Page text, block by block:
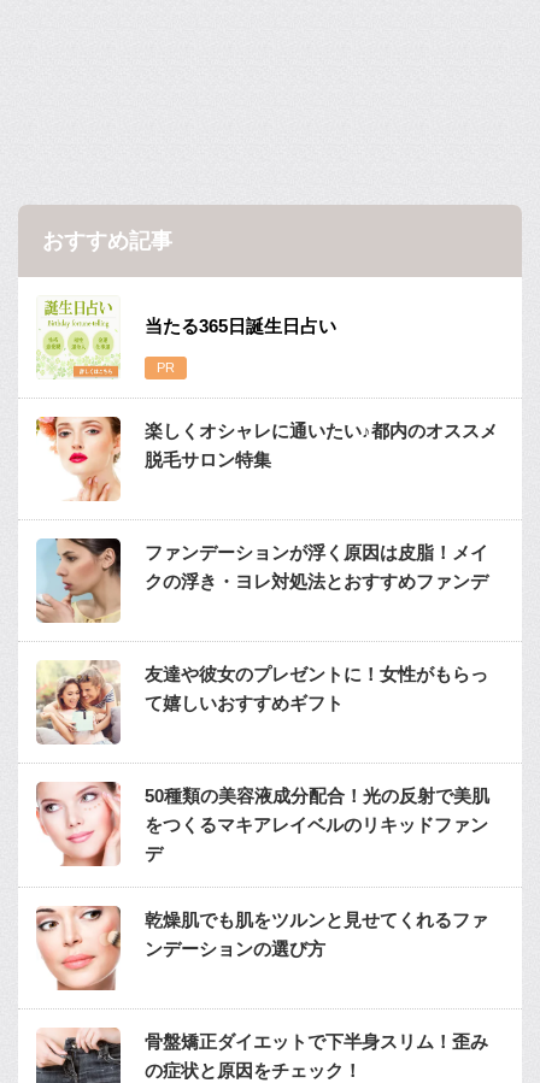
おすすめ記事
当たる365日誕生日占い
楽しくオシャレに通いたい♪都内のオススメ
脱毛サロン特集
ファンデーションが浮く原因は皮脂！メイ
クの浮き・ヨレ対処法とおすすめファンデ
友達や彼女のプレゼントに！女性がもらっ
て嬉しいおすすめギフト
50種類の美容液成分配合！光の反射で美肌
をつくるマキアレイベルのリキッドファン
デ
乾燥肌でも肌をツルンと見せてくれるファ
ンデーションの選び方
骨盤矯正ダイエットで下半身スリム！歪み
の症状と原因をチェック！